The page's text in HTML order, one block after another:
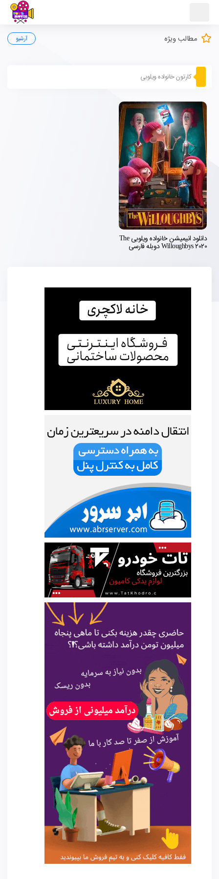
مطالب ویژه آرشیو
کارتون خانواده ویلوبی
دانلود انیمیشن خانواده ویلوبی The
Willoughbys 2020 دوبله فارسی